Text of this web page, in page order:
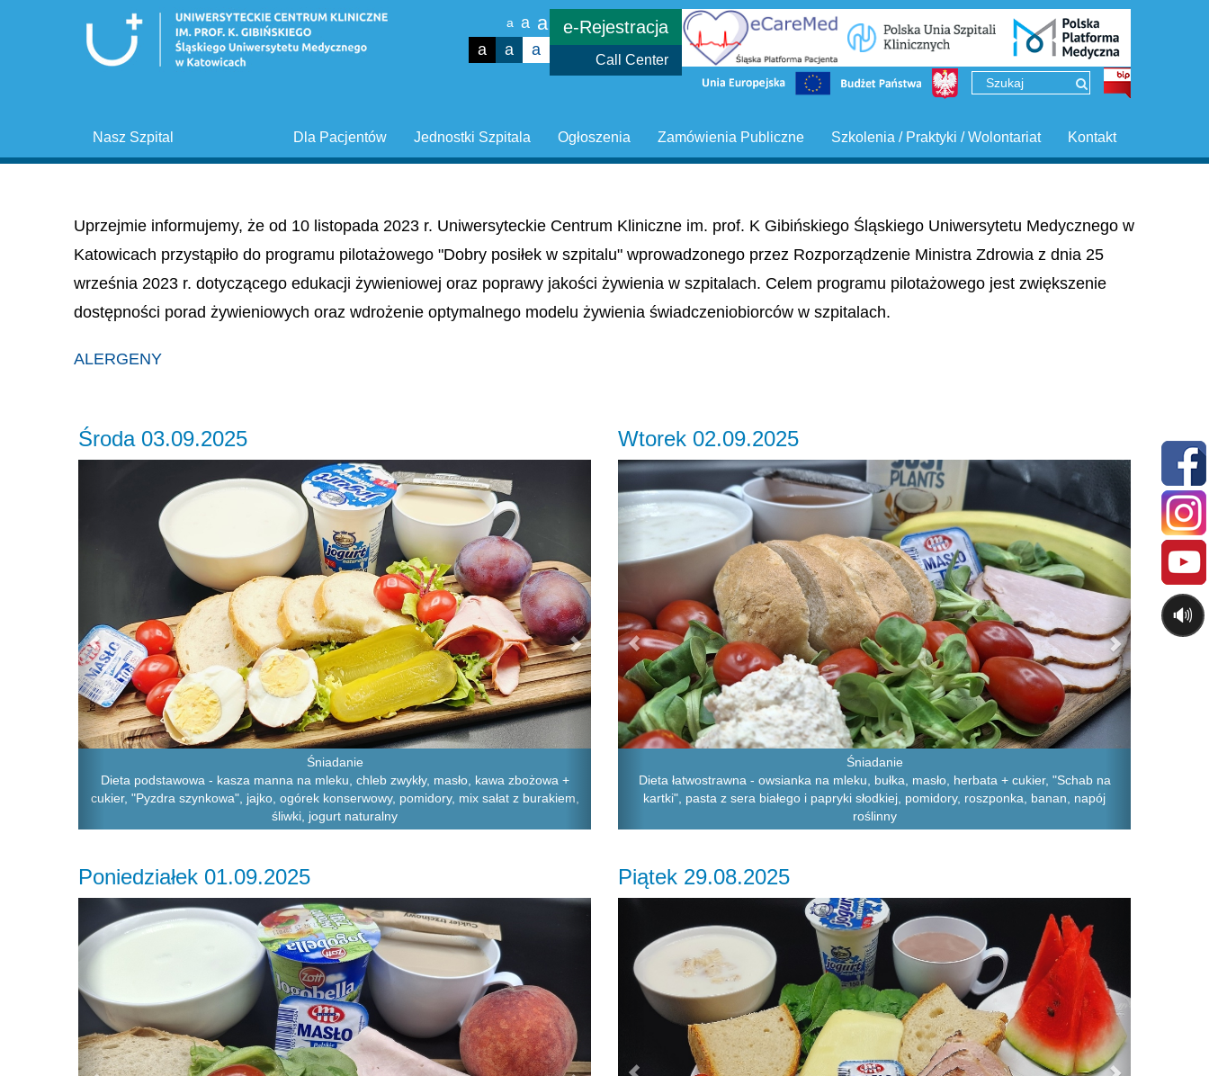
a a a
a a a
e-Rejestracja
Call Center
Kontakt
Szkolenia / Praktyki / Wolontariat
Zamówienia Publiczne
Ogłoszenia
Jednostki Szpitala
Dla Pacjentów
Nasz Szpital
Uprzejmie informujemy, że od 10 listopada 2023 r. Uniwersyteckie Centrum Kliniczne im. prof. K Gibińskiego Śląskiego Uniwersytetu Medycznego w
Katowicach przystąpiło do programu pilotażowego "Dobry posiłek w szpitalu" wprowadzonego przez Rozporządzenie Ministra Zdrowia z dnia 25
września 2023 r. dotyczącego edukacji żywieniowej oraz poprawy jakości żywienia w szpitalach. Celem programu pilotażowego jest zwiększenie
dostępności porad żywieniowych oraz wdrożenie optymalnego modelu żywienia świadczeniobiorców w szpitalach.
ALERGENY
Środa 03.09.2025
Śniadanie
Dieta podstawowa - kasza manna na mleku, chleb zwykły, masło, kawa zbożowa +
cukier, "Pyzdra szynkowa", jajko, ogórek konserwowy, pomidory, mix sałat z burakiem,
śliwki, jogurt naturalny
Wtorek 02.09.2025
Śniadanie
Dieta łatwostrawna - owsianka na mleku, bułka, masło, herbata + cukier, "Schab na
kartki", pasta z sera białego i papryki słodkiej, pomidory, roszponka, banan, napój
roślinny
Previous Next
Poniedziałek 01.09.2025
Previous Next
Piątek 29.08.2025
🔊